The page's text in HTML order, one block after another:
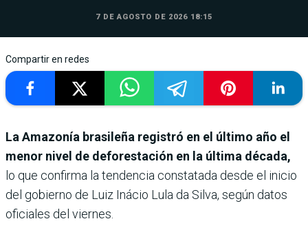
7 DE AGOSTO DE 2026 18:15
Compartir en redes
La Amazonía brasileña registró en el último año el
menor nivel de deforestación en la última década,
lo que confirma la tendencia constatada desde el inicio
del gobierno de Luiz Inácio Lula da Silva, según datos
oficiales del viernes.